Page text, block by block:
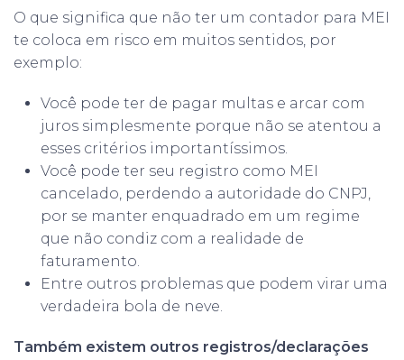
O que significa que não ter um contador para MEI
te coloca em risco em muitos sentidos, por
exemplo:
Você pode ter de pagar multas e arcar com
juros simplesmente porque não se atentou a
esses critérios importantíssimos.
Você pode ter seu registro como MEI
cancelado, perdendo a autoridade do CNPJ,
por se manter enquadrado em um regime
que não condiz com a realidade de
faturamento.
Entre outros problemas que podem virar uma
verdadeira bola de neve.
Também existem outros registros/declarações